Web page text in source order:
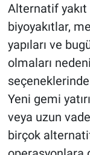
Alternatif yakıt
biyoyakıtlar,
yapıları ve
olmaları
Yeni gemi
veya uzun
birçok